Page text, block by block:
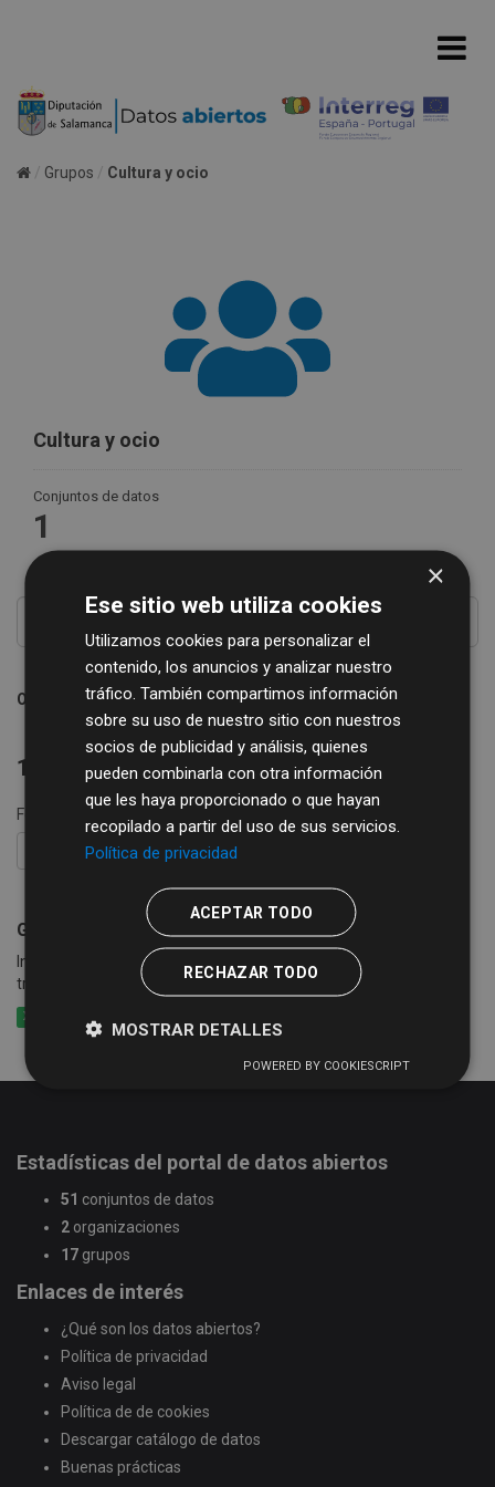
Grupos Cultura y ocio
Cultura y ocio
Conjuntos de datos
1
Ordenar por
1 conjunto de datos encontrado
Formatos: XML etiquetas: artistas
FILTRAR RESULTADOS
Guía de Recursos Culturales
Información sobre grupos, artistas, empresas..., que se ofertan a
través de la Guía de Recursos Culturales
XLSX
Estadísticas del portal de datos abiertos
51 conjuntos de datos
2 organizaciones
17 grupos
Enlaces de interés
¿Qué son los datos abiertos?
Política de privacidad
Aviso legal
Política de de cookies
Descargar catálogo de datos
Buenas prácticas
×
Ese sitio web utiliza cookies
Utilizamos cookies para personalizar el
contenido, los anuncios y analizar nuestro
tráfico. También compartimos información
sobre su uso de nuestro sitio con nuestros
socios de publicidad y análisis, quienes
pueden combinarla con otra información
que les haya proporcionado o que hayan
recopilado a partir del uso de sus servicios.
Política de privacidad
ACEPTAR TODO
RECHAZAR TODO
MOSTRAR DETALLES
POWERED BY COOKIESCRIPT